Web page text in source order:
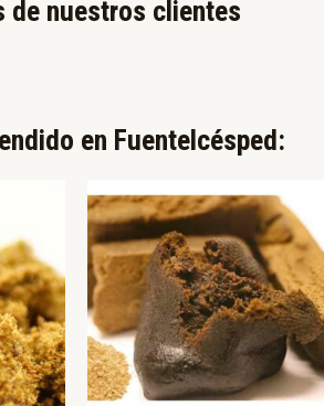
de nuestros clientes
en Fuentelcésped:​